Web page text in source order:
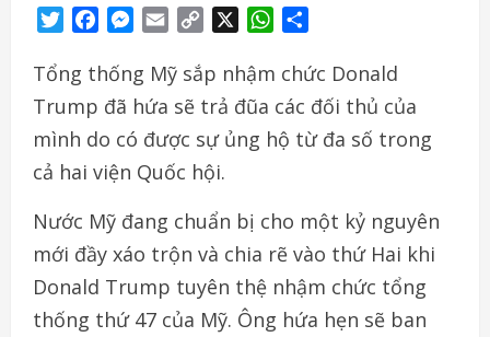
TwitterFacebookMessenger
Email
Copy
WhatsApp
Tổng thống Mỹ sắp nhậm chức Donald
Trump đã hứa sẽ trả đũa các đối thủ của
mình do có được sự ủng hộ từ đa số trong
cả hai viện Quốc hội.
Nước Mỹ đang chuẩn bị cho một kỷ nguyên
mới đầy xáo trộn và chia rẽ vào thứ Hai khi
Donald Trump tuyên thệ nhậm chức tổng
thống thứ 47 của Mỹ. Ông hứa hẹn sẽ ban